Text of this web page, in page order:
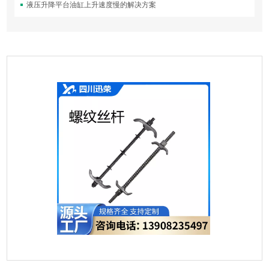
液压升降平台油缸上升速度慢的解决方案